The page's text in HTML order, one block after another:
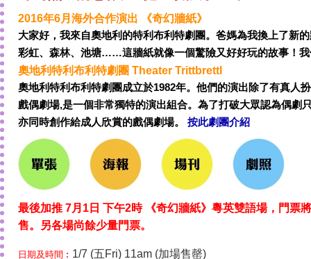
2016年6月海外合作演出 《奇幻牆紙》
大家好，我來自奧地利的特利布利特劇團。爸媽為我換上了新
彩虹、森林、池塘……這牆紙就像一個驚險又好好玩的故事！
奧地利特利布利特劇團 Theater Trittbrettl
奧地利特利布利特劇團成立於1982年。他們的演出除了有真人
戲偶劇場,是一個非常獨特的演出組合。為了打破大眾認為偶劇
亦同時創作給成人欣賞的戲偶劇場。 按此劇團介紹
最後加推 7月1日 下午2時 《奇幻牆紙》粵英雙語場，門票
售。另各場尚餘少量門票。
日期及時間︰ 1/7 (五Fri) 11am (加場售罄)